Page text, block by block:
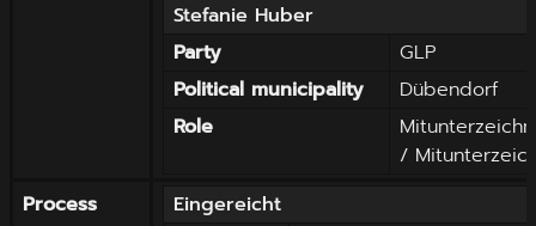
Stefanie Huber
Party
GLP
Political municipality
Dübendorf
Role
/
Process
Eingereicht